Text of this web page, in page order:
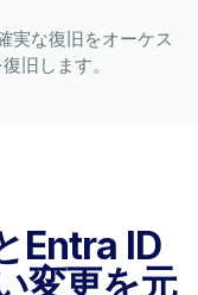
実な復旧をオーケス
旧します。
Entra ID
変更を元